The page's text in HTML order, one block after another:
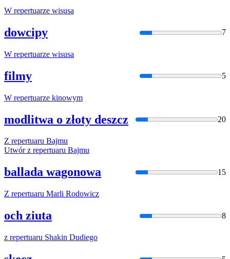
W repertuarze wisusa
dowcipy 7
W repertuarze wisusa
filmy 5
W repertuarze kinowym
modlitwa o złoty deszcz 20
Z repertuaru Bajmu
Utwór z repertuaru Bajmu
ballada wagonowa 15
Z repertuaru Marli Rodowicz
och ziuta 8
z repertuaru Shakin Dudiego